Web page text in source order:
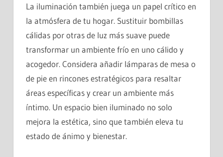
La iluminación también juega un papel crítico en
la atmósfera de tu hogar. Sustituir bombillas
cálidas por otras de luz más suave puede
transformar un ambiente frío en uno cálido y
acogedor. Considera añadir lámparas de mesa o
de pie en rincones estratégicos para resaltar
áreas específicas y crear un ambiente más
íntimo. Un espacio bien iluminado no solo
mejora la estética, sino que también eleva tu
estado de ánimo y bienestar.